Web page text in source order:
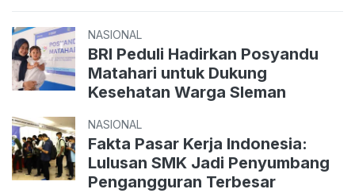
NASIONAL
BRI Peduli Hadirkan Posyandu
Matahari untuk Dukung
Kesehatan Warga Sleman
NASIONAL
Fakta Pasar Kerja Indonesia:
Lulusan SMK Jadi Penyumbang
Pengangguran Terbesar